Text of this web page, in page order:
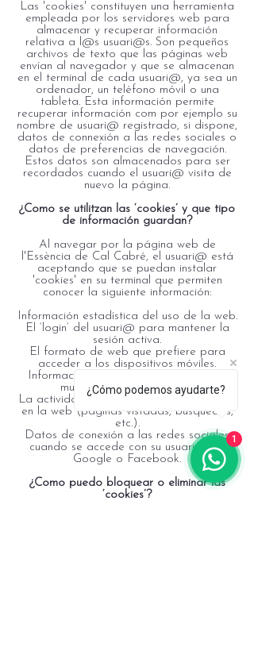
Las 'cookies' constituyen una herramienta
empleada por los servidores web para
almacenar y recuperar información
relativa a l@s usuari@s. Son pequeños
archivos de texto que las páginas web
envían al navegador y que se almacenan
en el terminal de cada usuari@, ya sea un
ordenador, un teléfono móvil o una
tableta. Esta información permite
recuperar información com por ejemplo su
nombre de usuari@ registrado, si dispone,
datos de connexión a las redes sociales o
datos de preferencias de navegación.
Estos datos son almacenados para ser
recordados cuando el usuari@ visita de
nuevo la página.
¿Como se utilitzan las ‘cookies’ y que tipo
de información guardan?
Al navegar por la página web de
l' Essència de Cal Cabré, el usuari@ está
aceptando que se puedan instalar
'cookies' en su terminal que permiten
conocer la siguiente información:
Información estadística del uso de la web.
El ‘login’ del usuari@ para mantener la
sesión activa.
El formato de web que prefiere para
acceder a los dispositivos móviles.
Información sobre los anuncios que se
muestran a l@s usuari@s.
La actividad que ha realizado el usuari@
en la web (páginas vistadas, búsquedas,
etc.).
Datos de conexión a las redes sociales
cuando se accede con su usuari@ de
Google o Facebook.
¿Como puedo bloquear o eliminar las
‘cookies’?
¿Cómo podemos ayudarte?
1